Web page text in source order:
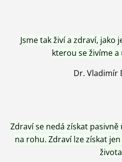
Jsme tak živí a zdraví, jako
kterou se živíme
Dr. Vladimír
Zdraví se nedá získat
na rohu. Zdraví lze získat
života